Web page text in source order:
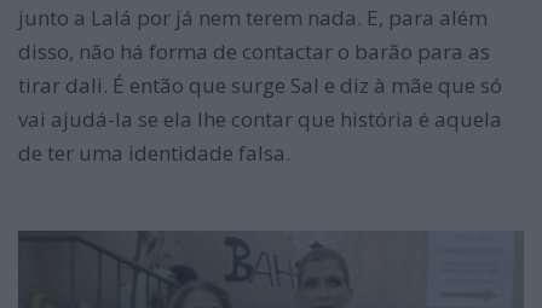
junto a Lalá por já nem terem nada. E, para além
disso, não há forma de contactar o barão para as
tirar dali. É então que surge Sal e diz à mãe que só
vai ajudá-la se ela lhe contar que história é aquela
de ter uma identidade falsa.